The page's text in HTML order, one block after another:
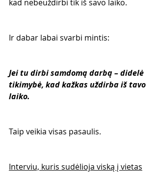
kad nebeuždirbi tik iš savo laiko.
Ir dabar labai svarbi mintis:
Jei tu dirbi samdomą darbą – didelė
tikimybė, kad kažkas uždirba iš tavo
laiko.
Taip veikia visas pasaulis.
Interviu, kuris sudėlioja viską į vietas